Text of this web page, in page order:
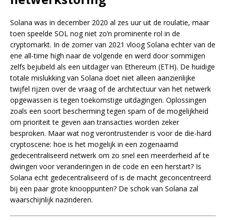
Solana was in december 2020 al zes uur uit de roulatie, maar
toen speelde SOL nog niet zo’n prominente rol in de
cryptomarkt. In de zomer van 2021 vloog Solana echter van de
ene all-time high naar de volgende en werd door sommigen
zelfs bejubeld als een uitdager van Ethereum (ETH). De huidige
totale mislukking van Solana doet niet alleen aanzienlijke
twijfel rijzen over de vraag of de architectuur van het netwerk
opgewassen is tegen toekomstige uitdagingen. Oplossingen
zoals een soort bescherming tegen spam of de mogelijkheid
om prioriteit te geven aan transacties worden zeker
besproken. Maar wat nog verontrustender is voor de die-hard
cryptoscene: hoe is het mogelijk in een zogenaamd
gedecentraliseerd netwerk om zo snel een meerderheid af te
dwingen voor veranderingen in de code en een herstart? Is
Solana echt gedecentraliseerd of is de macht geconcentreerd
bij een paar grote knooppunten? De schok van Solana zal
waarschijnlijk nazinderen.